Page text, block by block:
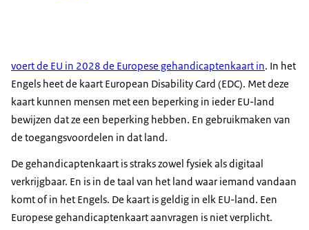
voert de EU in 2028 de Europese gehandicaptenkaart in. In het
Engels heet de kaart European Disability Card (EDC). Met deze
kaart kunnen mensen met een beperking in ieder EU-land
bewijzen dat ze een beperking hebben. En gebruikmaken van
de toegangsvoordelen in dat land.
De gehandicaptenkaart is straks zowel fysiek als digitaal
verkrijgbaar. En is in de taal van het land waar iemand vandaan
komt of in het Engels. De kaart is geldig in elk EU-land. Een
Europese gehandicaptenkaart aanvragen is niet verplicht.